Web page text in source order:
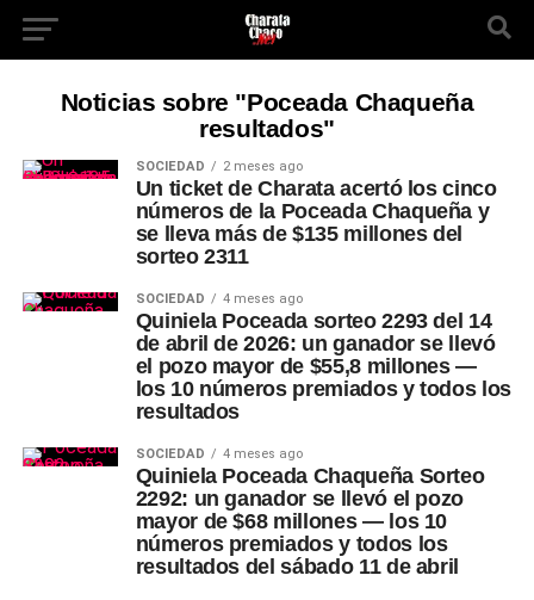
Noticias sobre "Poceada Chaqueña
resultados"
SOCIEDAD 2 meses ago
Un ticket de Charata acertó los cinco
números de la Poceada Chaqueña y
se lleva más de $135 millones del
sorteo 2311
SOCIEDAD 4 meses ago
Quiniela Poceada sorteo 2293 del 14
de abril de 2026: un ganador se llevó
el pozo mayor de $55,8 millones —
los 10 números premiados y todos los
resultados
SOCIEDAD 4 meses ago
Quiniela Poceada Chaqueña Sorteo
2292: un ganador se llevó el pozo
mayor de $68 millones — los 10
números premiados y todos los
resultados del sábado 11 de abril